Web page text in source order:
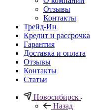
Отзывы
Контакты
Трейд-Ин
Кредит и рассрочка
Гарантия
Доставка и оплата
Отзывы
Контакты
Статьи
Новосибирск
Назад